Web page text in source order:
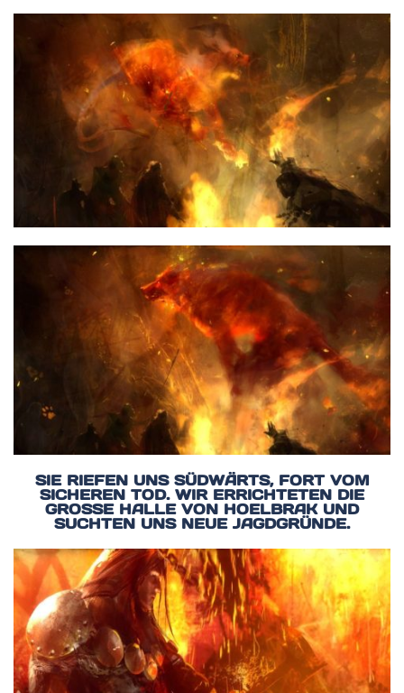
SIE RIEFEN UNS SÜDWÄRTS, FORT VOM
SICHEREN TOD. WIR ERRICHTETEN DIE
GROSSE HALLE VON HOELBRAK UND S
UCHTEN UNS NEUE JAGDGRÜNDE.